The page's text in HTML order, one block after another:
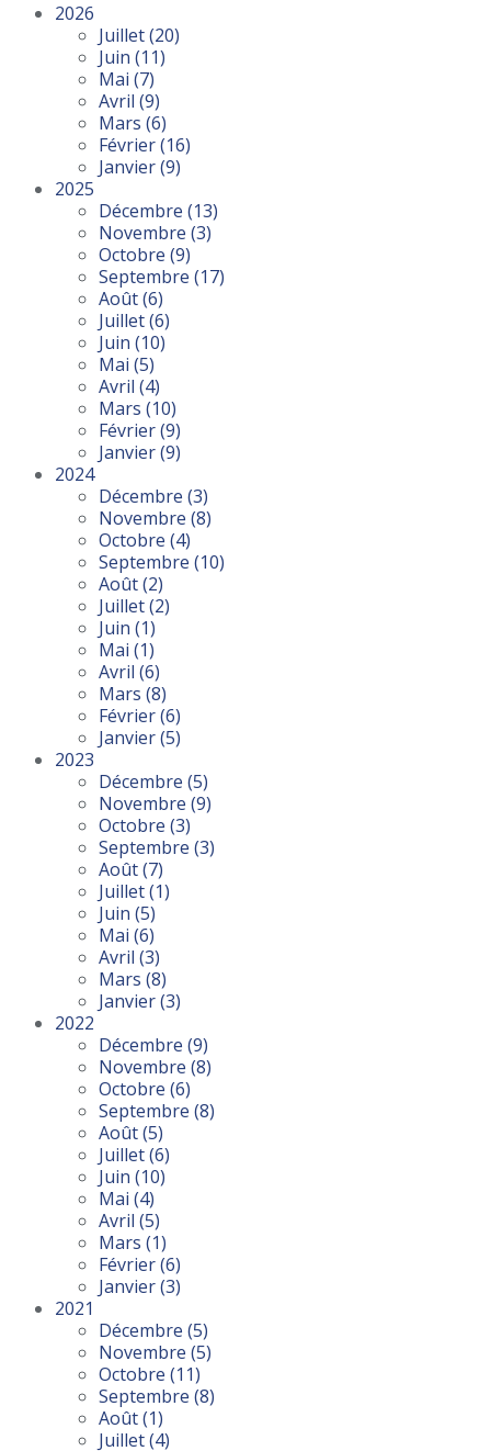
2026
Juillet(20)
Juin (11)
Mai (7)
Avril (9)
Mars (6)
Février(16)
Janvier(9)
2025
Décembre (13)
Novembre (3)
Octobre (9)
Septembre (17)
Août(6)
Juillet(6)
Juin (10)
Mai (5)
Avril (4)
Mars (10)
Février(9)
Janvier(9)
2024
Décembre (3)
Novembre (8)
Octobre (4)
Septembre (10)
Août(2)
Juillet(2)
Juin (1)
Mai (1)
Avril (6)
Mars (8)
Février(6)
Janvier(5)
2023
Décembre (5)
Novembre (9)
Octobre (3)
Septembre (3)
Août(7)
Juillet(1)
Juin (5)
Mai (6)
Avril (3)
Mars (8)
Janvier(3)
2022
Décembre (9)
Novembre (8)
Octobre (6)
Septembre (8)
Août(5)
Juillet(6)
Juin (10)
Mai (4)
Avril (5)
Mars (1)
Février(6)
Janvier(3)
2021
Décembre (5)
Novembre (5)
Octobre (11)
Septembre (8)
Août(1)
Juillet(4)